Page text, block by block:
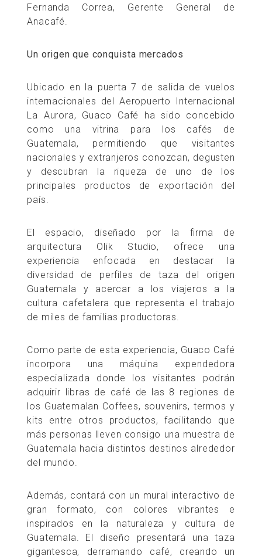
Fernanda Correa, Gerente General de
Anacafé.
Un origen que conquista mercados
Ubicado en la puerta 7 de salida de vuelos
internacionales del Aeropuerto Internacional
La Aurora, Guaco Café ha sido concebido
como una vitrina para los cafés de
Guatemala, permitiendo que visitantes
nacionales y extranjeros conozcan, degusten
y descubran la riqueza de uno de los
principales productos de exportación del
país.
El espacio, diseñado por la firma de
arquitectura Olik Studio, ofrece una
experiencia enfocada en destacar la
diversidad de perfiles de taza del origen
Guatemala y acercar a los viajeros a la
cultura cafetalera que representa el trabajo
de miles de familias productoras.
Como parte de esta experiencia, Guaco Café
incorpora una máquina expendedora
especializada donde los visitantes podrán
adquirir libras de café de las 8 regiones de
los Guatemalan Coffees, souvenirs, termos y
kits entre otros productos, facilitando que
más personas lleven consigo una muestra de
Guatemala hacia distintos destinos alrededor
del mundo.
Además, contará con un mural interactivo de
gran formato, con colores vibrantes e
inspirados en la naturaleza y cultura de
Guatemala. El diseño presentará una taza
gigantesca, derramando café, creando un